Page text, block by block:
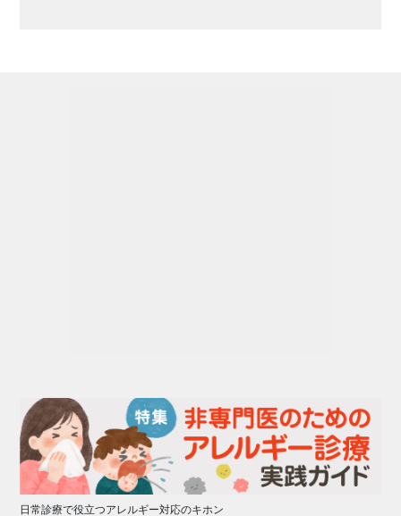
日常診療で役立つアレルギー対応のキホン